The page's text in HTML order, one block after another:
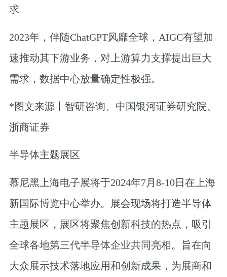
求
2023年，伴随ChatGPT风靡全球，AIGC有望加
速推动其下游业务，对上游算力支撑提出巨大
需求，数据中心放量确定性极强。
*图文来源丨智研咨询、中国银河证券研究院、
浙商证券
半导体主题展区
慕尼黑上海电子展将于2024年7月8-10日在上海
新国际博览中心举办。展会现场将打造半导体
主题展区，展区将聚焦创新科技的热点，吸引
全球各地第三代半导体企业共同亮相。旨在向
大众展示技术落地应用和创新成果，为展商和